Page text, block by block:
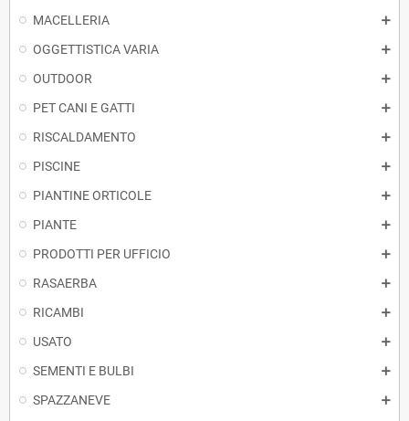
MACELLERIA
OGGETTISTICA VARIA
OUTDOOR
PET CANI E GATTI
RISCALDAMENTO
PISCINE
PIANTINE ORTICOLE
PIANTE
PRODOTTI PER UFFICIO
RASAERBA
RICAMBI
USATO
SEMENTI E BULBI
SPAZZANEVE